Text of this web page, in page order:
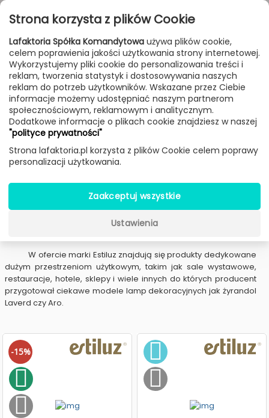
Przejdź do treści
FILTROWANIE & SORTOWANIE
Lampy Producenci Estiluz
Lampy Estiluz
Hiszpańska marka Estiluz,od ponad 50 lat z pasją i
zaangażowaniem produkująca
idealnym połączeniem
nowoczesnym wzornictwem. Przez lata Estiluz stała się jednym z
wiodących producentów oświetlenia dekoracyjnego na
świecie, a niektóre modele, takie jakkolekcja Volta Estiluz,
W ofercie marki Estiluz znajdują się produkty dedykowane
dużym przestrzeniom użytkowym, takim jak sale wystawowe,
restauracje, hotele, sklepy i wiele innych do których producent
przygotował ciekawe modele lamp dekoracyjnych jak żyrandol
Laverd czy Aro.
-15%
Strona korzysta z plików Cookie
Lafaktoria Spółka Komandytowa używa plików cookie,
celem poprawienia jakości użytkowania strony internetowej.
Wykorzystujemy pliki cookie do personalizowania treści i
reklam, tworzenia statystyk i dostosowywania naszych
reklam do potrzeb użytkowników. Wskazane przez Ciebie
informacje możemy udostępniać naszym partnerom
społecznościowym, reklamowym i analitycznym.
Dodatkowe informacje o plikach cookie znajdziesz w naszej
"polityce prywatności"
Strona lafaktoria.pl korzysta z plików Cookie celem poprawy
personalizacji użytkowania.
Zaakceptuj wszystkie
Ustawienia